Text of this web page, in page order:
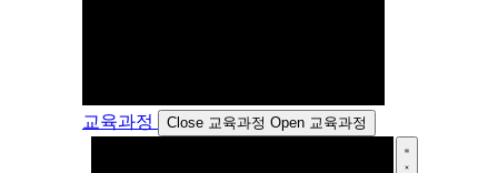
교육과정 Close 교육과정 Open 교육과정